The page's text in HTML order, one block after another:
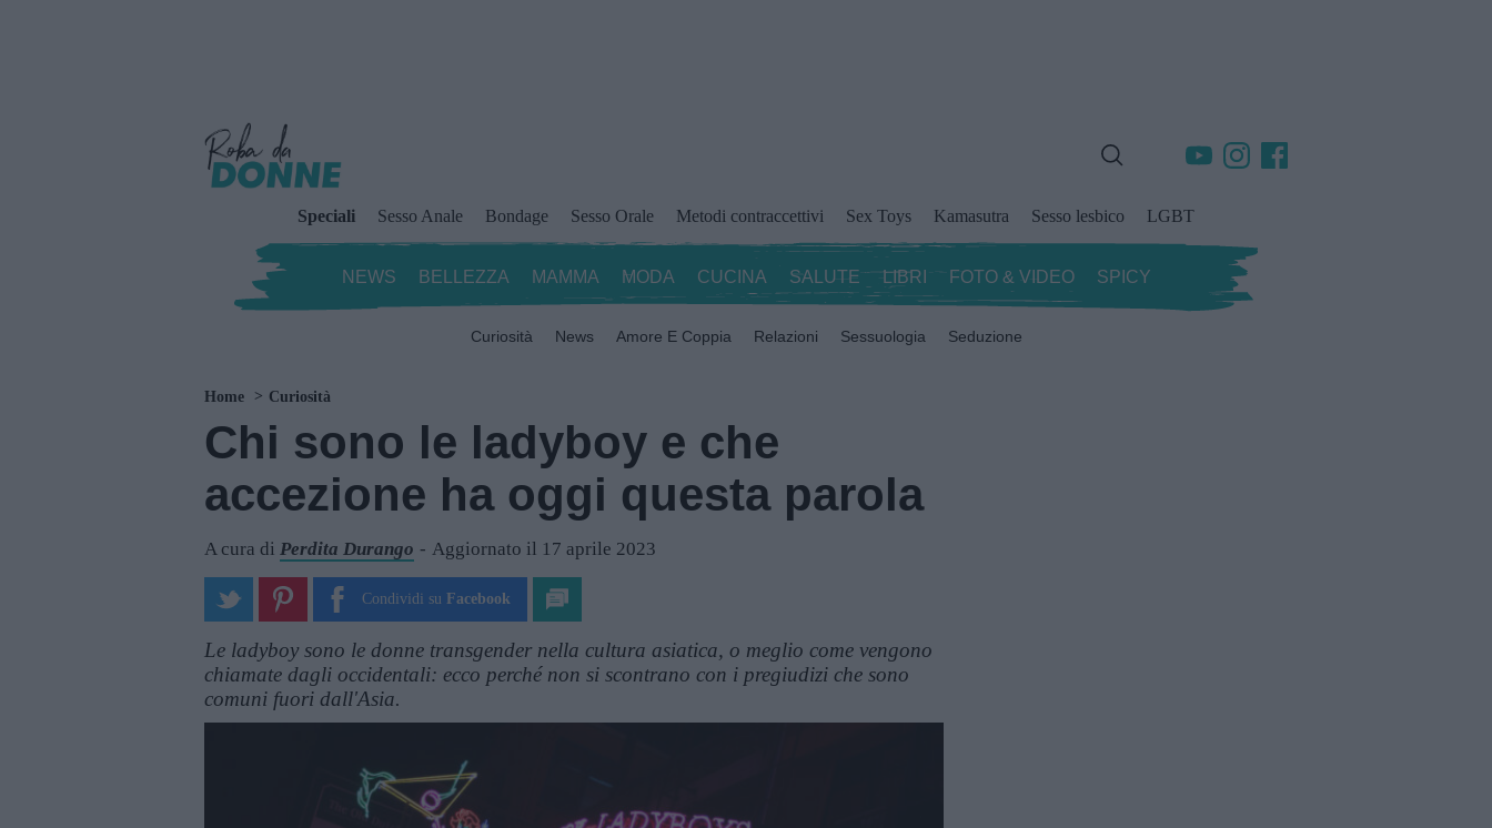
Speciali Sesso Anale Bondage Sesso Orale Metodi contraccettivi Sex Toys Kamasutra Sesso lesbico LGBT
NEWS BELLEZZA MAMMA MODA CUCINA SALUTE LIBRI FOTO & VIDEO SPICY
Curiosità News Amore E Coppia Relazioni Sessuologia Seduzione
Home Curiosità
Chi sono le ladyboy e che
accezione ha oggi questa parola
A cura di Perdita Durango Aggiornato il 17 aprile 2023
Condividi su Facebook
Le ladyboy sono le donne transgender nella cultura asiatica, o meglio come vengono
chiamate dagli occidentali: ecco perché non si scontrano con i pregiudizi che sono
comuni fuori dall'Asia.